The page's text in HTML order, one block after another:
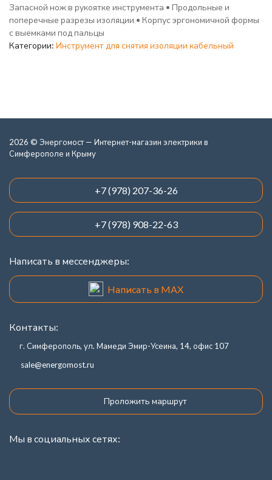
Запасной нож в рукоятке инструмента • Продольные и
поперечные разрезы изоляции • Корпус эргономичной формы
с выемками под пальцы
Категории: Инструмент для снятия изоляции кабельный
2026 © Энергомост — Интернет-магазин электрики в
Симферополе и Крыму
+7 (978) 207-36-26
+7 (978) 908-22-63
Написать в мессенджеры:
Написать в MAX
Контакты:
г. Симферополь, ул. Мамеди Эмир-Усеина, 14, офис 107
sale@energomost.ru
Проложить маршрут
Мы в социальных сетях: